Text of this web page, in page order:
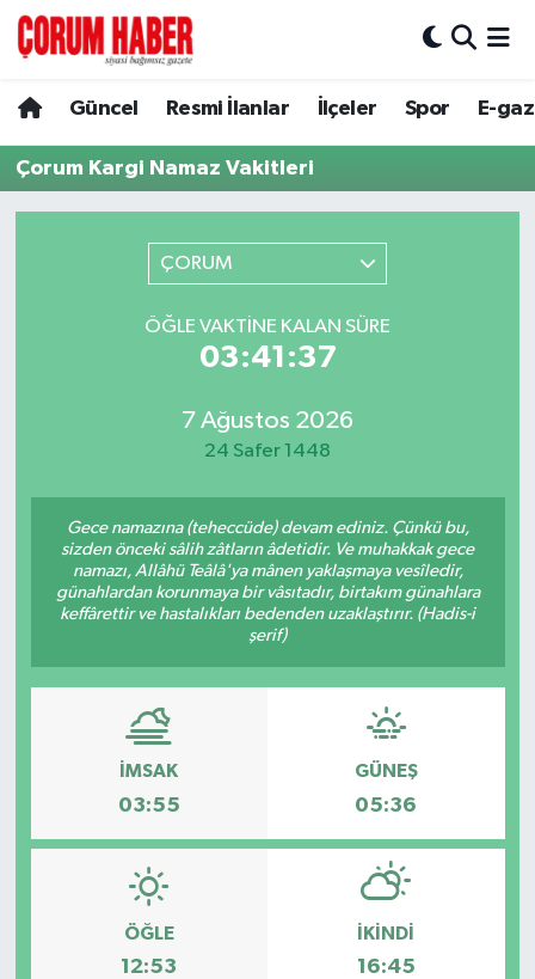
Güncel Resmi İlanlar İlçeler Spor E-
Çorum Kargi Namaz Vakitleri
ÇORUM
ÖĞLE VAKTINE KALAN SÜRE
03:41:37
7 Ağustos 2026
24 Safer 1448
Gece namazına (teheccüde) devam ediniz. Çünkü bu,
sizden önceki sâlih zâtların âdetidir. Ve muhakkak gece
namazı, Allâhü Teâlâ'ya mânen yaklaşmaya vesîledir,
günahlardan korunmaya bir vâsıtadır, birtakım günahlara
keffârettir ve hastalıkları bedenden uzaklaştırır. (Hadis-i
şerif)
İMSAK
03:55
GÜNEŞ
05:36
ÖĞLE
12:53
İKINDI
16:45
Spor
Resmi İlanlar
İskilip
Kargı
Oğuzlar
Osmancık
Sungurlu
Hava Durumu
Çorum Namaz Vakitleri
Trafik Durumu
Süper Lig Puan Durumu ve Fikstür
Son Dakika Haberleri
Haber Arşivi